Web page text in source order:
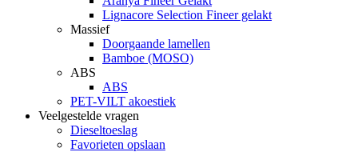
Lignacore Selection Fineer gelakt
Massief
Doorgaande lamellen
Bamboe (MOSO)
ABS
ABS
PET-VILT akoestiek
Veelgestelde vragen
Dieseltoeslag
Favorieten opslaan